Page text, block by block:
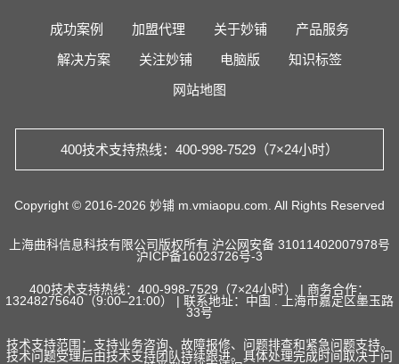
成功案例 加盟代理 关于妙铺
产品服务
解决方案
关注妙铺 电脑版
知识标签
网站地图
400技术支持热线：400-998-7529（7×24小时）
Copyright © 2016-2026 妙铺 m.vmiaopu.com. All Rights Reserved
上海曲科信息科技有限公司版权所有 沪公网安备 31011402007978号
沪ICP备16023726号-3
400技术支持热线：400-998-7529（7×24小时） | 商务合作：
13248275640（9:00–21:00） | 联系地址：中国 . 上海市嘉定区墨玉路
33号
技术支持范围：支持业务咨询、故障报修、问题排查和紧急问题支持。
技术问题受理后由技术支持团队持续跟进。具体处理完成时间取决于问